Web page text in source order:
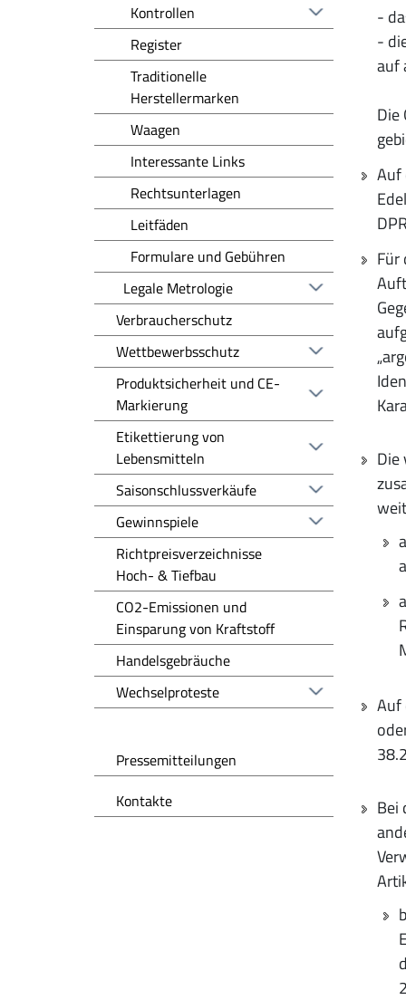
-
-
auf
Die
Auf
Für
Die
Auf
Bei
Kontrollen
Register
Traditionelle
Herstellermarken
Waagen
Interessante Links
Rechtsunterlagen
Leitfäden
Formulare und Gebühren
Legale Metrologie
Verbraucherschutz
Wettbewerbsschutz
Produktsicherheit und CE-
Markierung
Etikettierung von
Lebensmitteln
Saisonschlussverkäufe
Gewinnspiele
Richtpreisverzeichnisse
Hoch- & Tiefbau
CO2-Emissionen und
Einsparung von Kraftstoff
Handelsgebräuche
Wechselproteste
Pressemitteilungen
Kontakte